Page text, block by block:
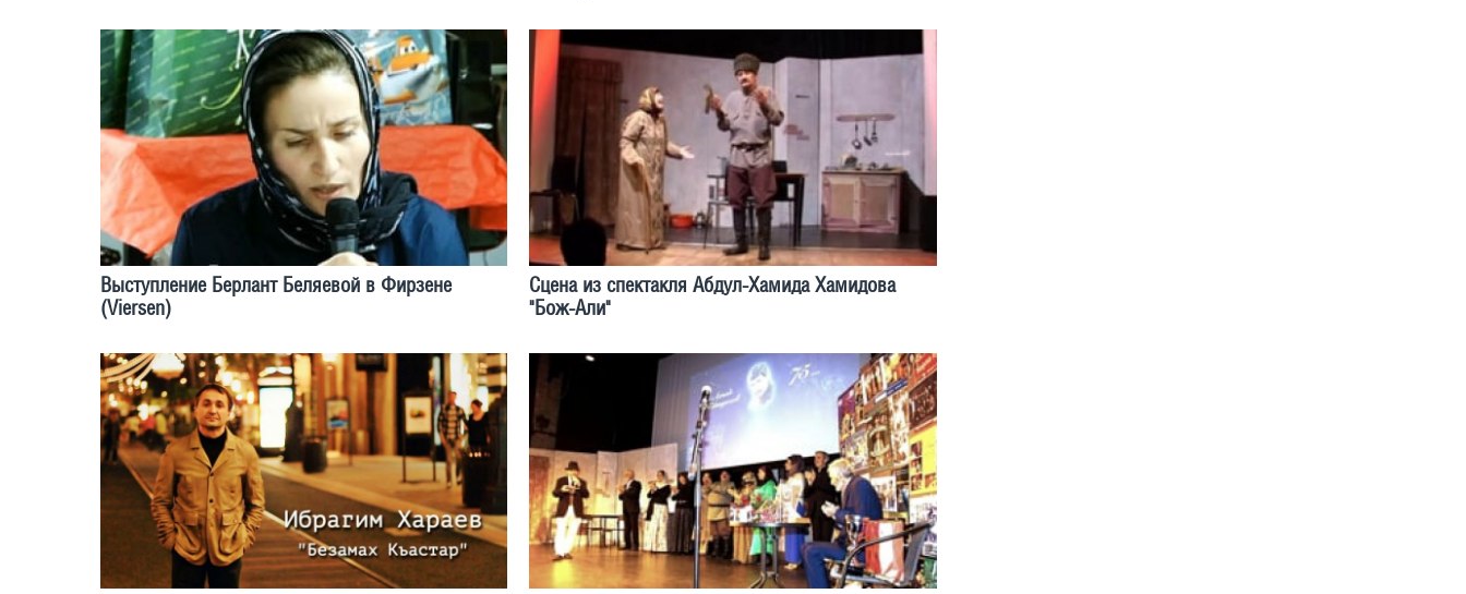
Выступление Берлант Беляевой в Фирзене
(Viersen)
Сцена из спектакля Абдул-Хамида Хамидова
"Бож-Али"